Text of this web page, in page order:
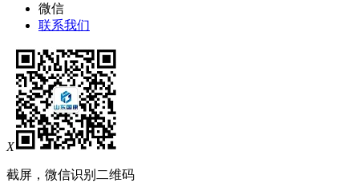
微信
联系我们
X
截屏，微信识别二维码